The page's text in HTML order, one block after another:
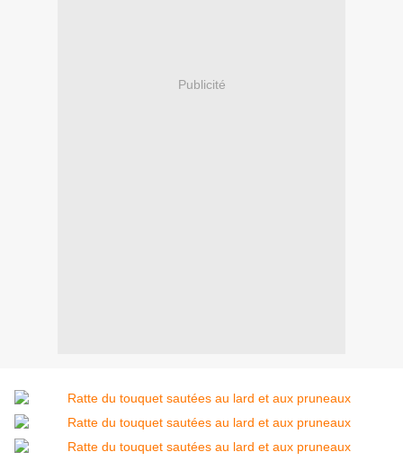
Publicité